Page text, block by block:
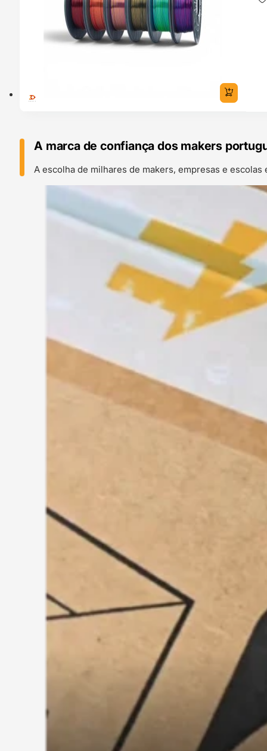
A marca de confiança dos makers
A escolha de milhares de makers, empresas e escolas